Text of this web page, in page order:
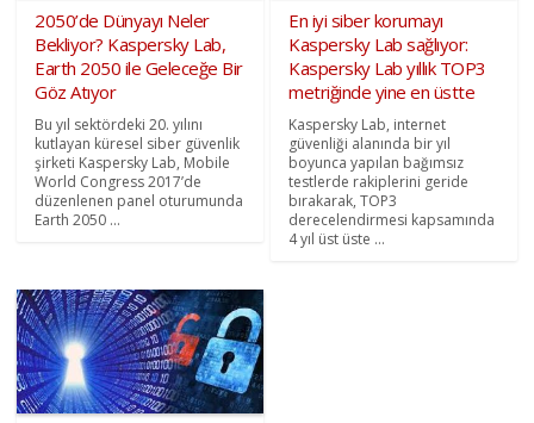
2050’de Dünyayı Neler
Bekliyor? Kaspersky Lab,
Earth 2050 ile Geleceğe Bir
Göz Atıyor
Bu yıl sektördeki 20. yılını
kutlayan küresel siber güvenlik
şirketi Kaspersky Lab, Mobile
World Congress 2017’de
düzenlenen panel oturumunda
Earth 2050 ...
En iyi siber korumayı
Kaspersky Lab sağlıyor:
Kaspersky Lab yıllık TOP3
metriğinde yine en üstte
Kaspersky Lab, internet
güvenliği alanında bir yıl
boyunca yapılan bağımsız
testlerde rakiplerini geride
bırakarak, TOP3
derecelendirmesi kapsamında
4 yıl üst üste ...